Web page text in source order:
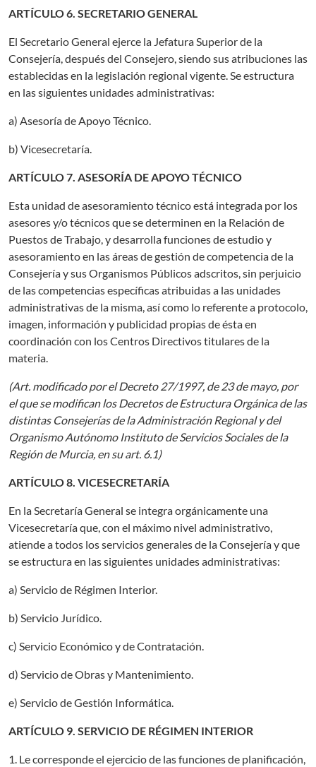
ARTÍCULO 6. SECRETARIO GENERAL
El Secretario General ejerce la Jefatura Superior de la
Consejería, después del Consejero, siendo sus atribuciones las
establecidas en la legislación regional vigente. Se estructura
en las siguientes unidades administrativas:
a) Asesoría de Apoyo Técnico.
b) Vicesecretaría.
ARTÍCULO 7. ASESORÍA DE APOYO TÉCNICO
Esta unidad de asesoramiento técnico está integrada por los
asesores y/o técnicos que se determinen en la Relación de
Puestos de Trabajo, y desarrolla funciones de estudio y
asesoramiento en las áreas de gestión de competencia de la
Consejería y sus Organismos Públicos adscritos, sin perjuicio
de las competencias específicas atribuidas a las unidades
administrativas de la misma, así como lo referente a protocolo,
imagen, información y publicidad propias de ésta en
coordinación con los Centros Directivos titulares de la
materia.
(Art. modificado por el Decreto 27/1997, de 23 de mayo, por
el que se modifican los Decretos de Estructura Orgánica de las
distintas Consejerías de la Administración Regional y del
Organismo Autónomo Instituto de Servicios Sociales de la
Región de Murcia, en su art. 6.1)
ARTÍCULO 8. VICESECRETARÍA
En la Secretaría General se integra orgánicamente una
Vicesecretaría que, con el máximo nivel administrativo,
atiende a todos los servicios generales de la Consejería y que
se estructura en las siguientes unidades administrativas:
a) Servicio de Régimen Interior.
b) Servicio Jurídico.
c) Servicio Económico y de Contratación.
d) Servicio de Obras y Mantenimiento.
e) Servicio de Gestión Informática.
ARTÍCULO 9. SERVICIO DE RÉGIMEN INTERIOR
1. Le corresponde el ejercicio de las funciones de planificación,